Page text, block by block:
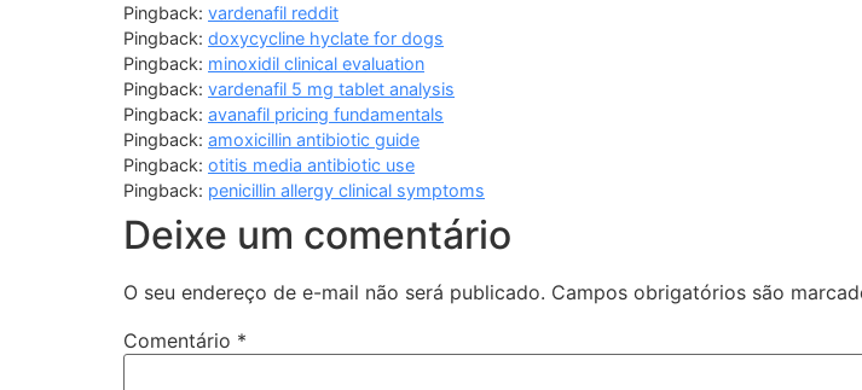
Pingback: vardenafil reddit
Pingback: doxycycline hyclate for dogs
Pingback: minoxidil clinical evaluation
Pingback: vardenafil 5 mg tablet analysis
Pingback: avanafil pricing fundamentals
Pingback: amoxicillin antibiotic guide
Pingback: otitis media antibiotic use
Pingback: penicillin allergy clinical symptoms
Deixe um comentário
O seu endereço de e-mail não será publicado. Campos obrigatórios são
Comentário *